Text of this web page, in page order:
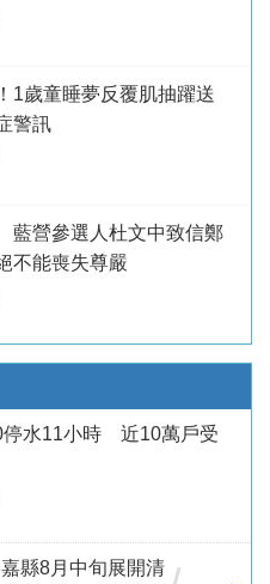
1歲童睡夢反覆肌抽躍送
警訊
營參選人杜文中致信鄭
不能喪失尊嚴
停水11小時 近10萬戶受
縣8月中旬展開清